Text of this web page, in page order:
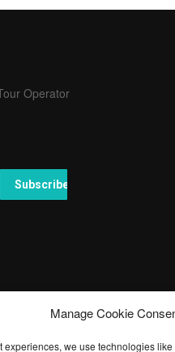
Manage Cookie
experiences, we use technologies
Operator